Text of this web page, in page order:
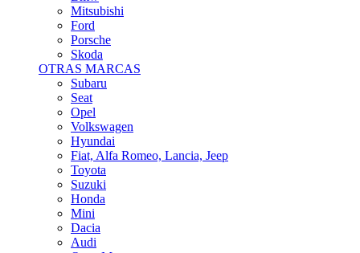
Mitsubishi
Ford
Porsche
Skoda
OTRAS MARCAS
Subaru
Seat
Opel
Volkswagen
Hyundai
Fiat, Alfa Romeo, Lancia, Jeep
Toyota
Suzuki
Honda
Mini
Dacia
Audi